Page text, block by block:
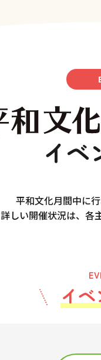
イベ
平和文化月間中に
詳しい開催状況は、各
イ